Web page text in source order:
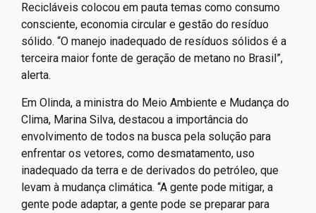
Recicláveis colocou em pauta temas como consumo
consciente, economia circular e gestão do resíduo
sólido. “O manejo inadequado de resíduos sólidos é a
terceira maior fonte de geração de metano no Brasil”,
alerta.
Em Olinda, a ministra do Meio Ambiente e Mudança do
Clima, Marina Silva, destacou a importância do
envolvimento de todos na busca pela solução para
enfrentar os vetores, como desmatamento, uso
inadequado da terra e de derivados do petróleo, que
levam à mudança climática. “A gente pode mitigar, a
gente pode adaptar, a gente pode se preparar para